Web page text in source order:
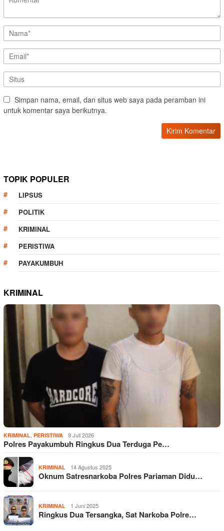
Simpan nama, email, dan situs web saya pada peramban ini
untuk komentar saya berikutnya.
TOPIK POPULER
LIPSUS
POLITIK
KRIMINAL
PERISTIWA
PAYAKUMBUH
KRIMINAL
KRIMINAL, PERISTIWA 9 Juli 2026
Polres Payakumbuh Ringkus Dua Terduga Pe…
KRIMINAL 14 Agustus 2025
Oknum Satresnarkoba Polres Pariaman Didu…
KRIMINAL 1 Juni 2025
Ringkus Dua Tersangka, Sat Narkoba Polre…